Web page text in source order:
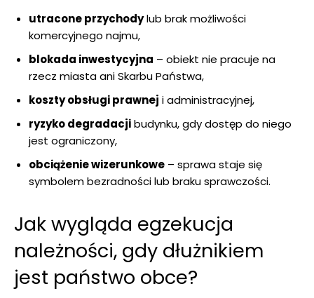
utracone przychodylub brak możliwości
komercyjnego najmu,
blokada inwestycyjna – obiekt nie pracuje na
rzecz miasta ani Skarbu Państwa,
koszty obsługi prawnej i administracyjnej,
ryzyko degradacjibudynku, gdy dostęp do niego
jest ograniczony,
obciążenie wizerunkowe – sprawa staje się
symbolem bezradności lub braku sprawczości.
Jak wygląda egzekucja
należności, gdy dłużnikiem
jest państwo obce?